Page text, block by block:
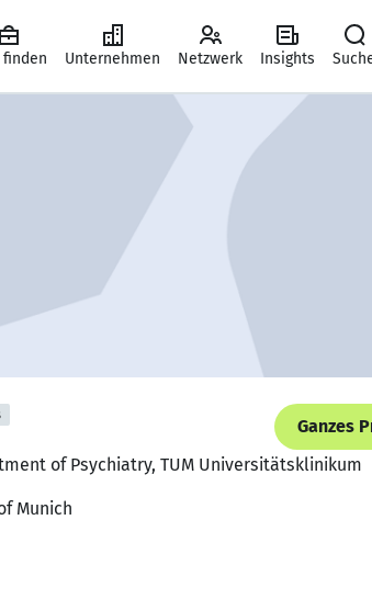
finden Unternehmen Netzwerk Insights
Ganzes
of Psychiatry, TUM Universitätsklinikum
Munich